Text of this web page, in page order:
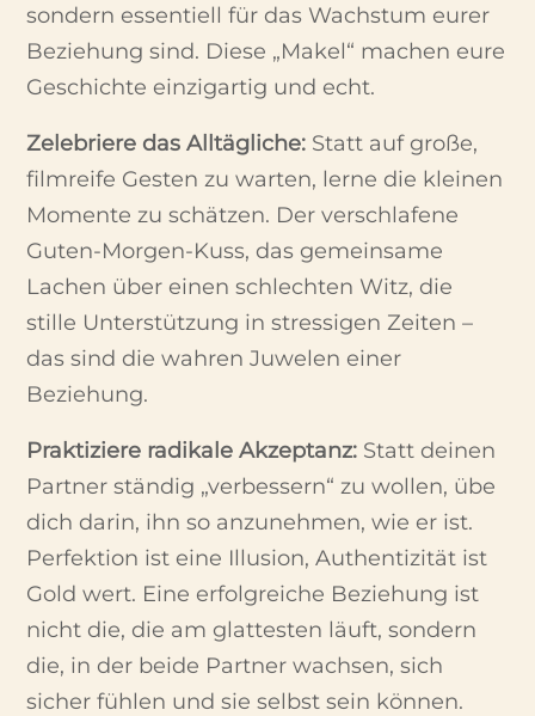
sondern essentiell für das Wachstum eurer
Beziehung sind. Diese „Makel“ machen eure
Geschichte einzigartig und echt.
Zelebriere das Alltägliche: Statt auf große,
filmreife Gesten zu warten, lerne die kleinen
Momente zu schätzen. Der verschlafene
Guten-Morgen-Kuss, das gemeinsame
Lachen über einen schlechten Witz, die
stille Unterstützung in stressigen Zeiten –
das sind die wahren Juwelen einer
Beziehung.
Praktiziere radikale Akzeptanz: Statt deinen
Partner ständig „verbessern“ zu wollen, übe
dich darin, ihn so anzunehmen, wie er ist.
Perfektion ist eine Illusion, Authentizität ist
Gold wert. Eine erfolgreiche Beziehung ist
nicht die, die am glattesten läuft, sondern
die, in der beide Partner wachsen, sich
sicher fühlen und sie selbst sein können.